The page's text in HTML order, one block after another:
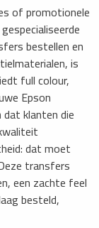
of promotionele
bestellen en
is
full colour,
Epson
dat klanten die
dat moet
transfers
een zachte feel
besteld,